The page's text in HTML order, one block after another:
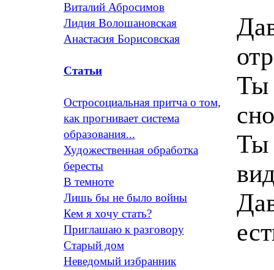
Виталий Абросимов
Лидия Волошановская
Анастасия Борисовская
Статьи
Остросоциальная притча о том,
как прогнивает система
образования...
Художественная обработка
бересты
В темноте
Лишь бы не было войны
Кем я хочу стать?
Приглашаю к разговору
Старый дом
Неведомый избранник
Ты
Ты